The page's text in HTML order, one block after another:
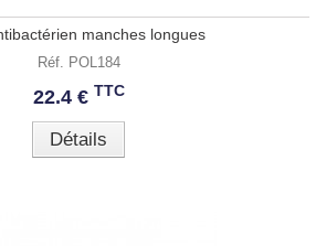
manches longues
Réf. POL184
22.4 € TTC
Détails